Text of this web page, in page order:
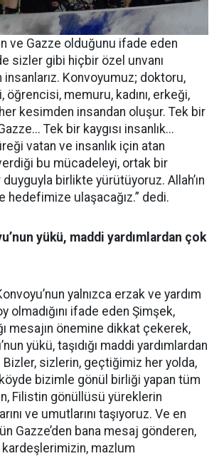
ve Gazze olduğunu ifade eden
sizler gibi hiçbir özel unvanı
insanlarız. Konvoyumuz; doktoru,
memuru, kadını, erkeği,
her kesimden insandan oluşur. Tek bir
Tek bir kaygısı insanlık...
vatan ve insanlık için atan
bu mücadeleyi, ortak bir
birlikte yürütüyoruz. Allah’ın
hedefimize ulaşacağız.” dedi.
yükü, maddi yardımlardan çok
yalnızca erzak ve yardım
olmadığını ifade eden Şimşek,
mesajın önemine dikkat çekerek,
yükü, taşıdığı maddi yardımlardan
Bizler, sizlerin, geçtiğimiz her yolda,
bizimle gönül birliği yapan tüm
Filistin gönüllüsü yüreklerin
ve umutlarını taşıyoruz. Ve en
Gazze’den bana mesaj gönderen,
mazlum